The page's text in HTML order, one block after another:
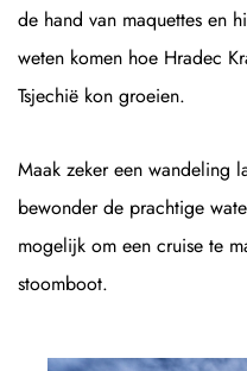
de hand van maquettes en
weten komen hoe Hradec
Tsjechië kon groeien.
Maak zeker een wandeling
bewonder de prachtige
mogelijk om een cruise te
stoomboot.